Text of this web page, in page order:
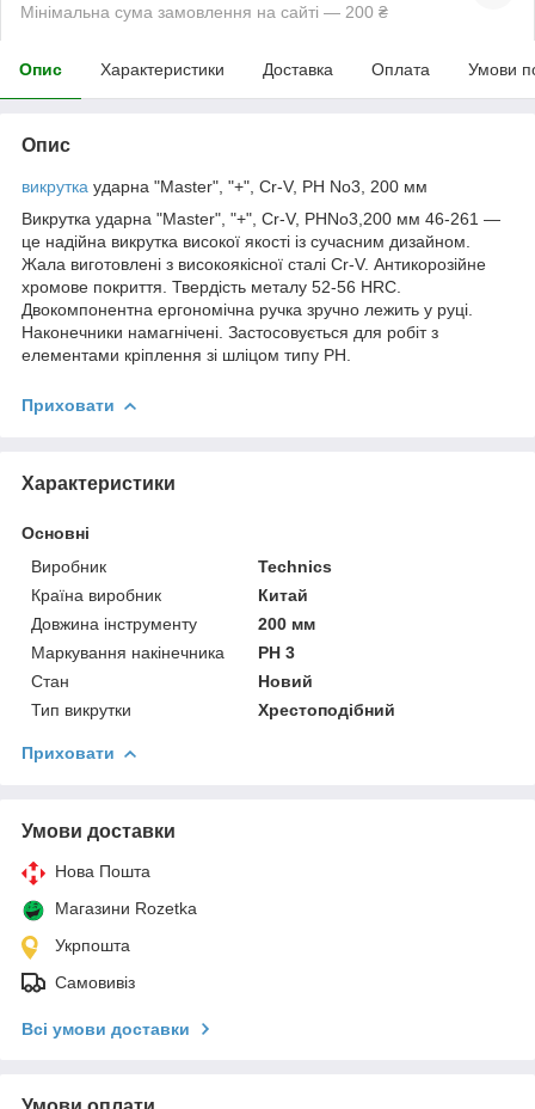
Мінімальна сума замовлення на сайті — 200 ₴
Опис Характеристики Доставка Оплата Умови
Опис
викрутка ударна "Master", "+", Cr-V, PH No3, 200 мм
Викрутка ударна "Master", "+", Cr-V, РНNo3,200 мм 46-261 —
це надійна викрутка високої якості із сучасним дизайном.
Жала виготовлені з високоякісної сталі Cr-V. Антикорозійне
хромове покриття. Твердість металу 52-56 HRC.
Двокомпонентна ергономічна ручка зручно лежить у руці.
Наконечники намагнічені. Застосовується для робіт з
елементами кріплення зі шліцом типу РН.
Приховати
Характеристики
Основні
Виробник
Technics
Країна виробник
Китай
Довжина інструменту
200 мм
Маркування накінечника
PH 3
Стан
Новий
Тип викрутки
Хрестоподібний
Приховати
Умови доставки
Нова Пошта
Магазини Rozetka
Укрпошта
Самовивіз
Всі умови доставки